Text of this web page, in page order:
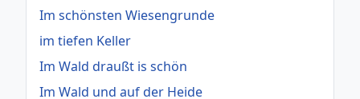
Im schönsten Wiesengrunde
im tiefen Keller
Im Wald draußt is schön
Im Wald und auf der Heide